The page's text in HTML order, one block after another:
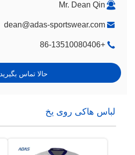
Mr. Dean Qin
dean@adas-sportswear.com
+86-13510080406
حالا تماس بگیرید
لباس هاکی روی یخ